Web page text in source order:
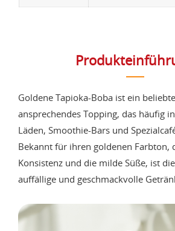
Goldene Tapioka-Boba ist ein
ansprechendes Topping, das häufig
Läden, Smoothie-Bars und
Bekannt für ihren goldenen Farbton,
Konsistenz und die milde Süße, ist
auffällige und geschmackvolle